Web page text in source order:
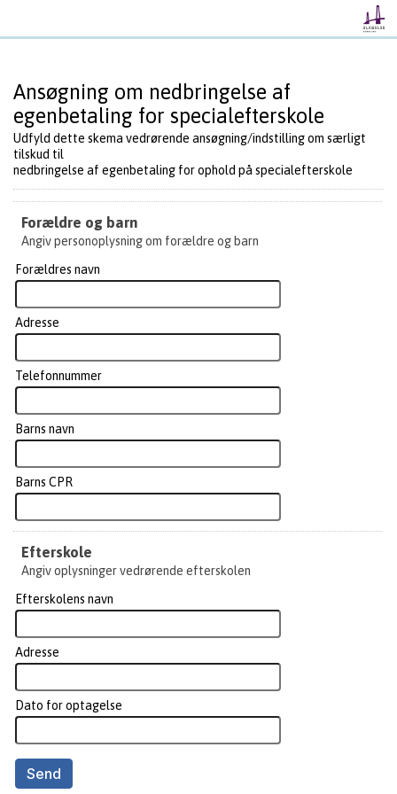
Ansøgning om nedbringelse af
egenbetaling for specialefterskole
Udfyld dette skema vedrørende ansøgning/indstilling om særligt
tilskud til
nedbringelse af egenbetaling for ophold på specialefterskole
Forældre og barn
Angiv personoplysning om forældre og barn
Forældres navn
Adresse
Telefonnummer
Barns navn
Barns CPR
Efterskole
Angiv oplysninger vedrørende efterskolen
Efterskolens navn
Adresse
Dato for optagelse
Send